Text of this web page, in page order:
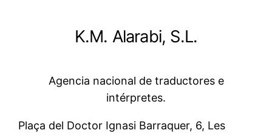
K.M. Alarabi, S.L.
Agencia nacional de traductores e
intérpretes.
Plaça del Doctor Ignasi Barraquer, 6, Les